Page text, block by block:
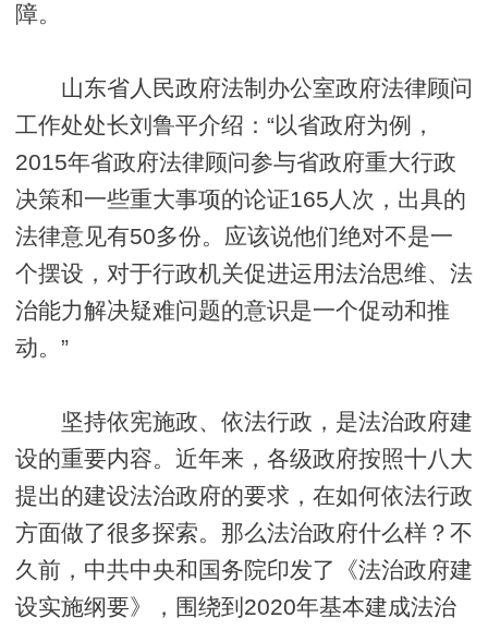
障。
山东省人民政府法制办公室政府法律顾问
工作处处长刘鲁平介绍：“以省政府为例，
2015年省政府法律顾问参与省政府重大行政
决策和一些重大事项的论证165人次，出具的
法律意见有50多份。应该说他们绝对不是一
个摆设，对于行政机关促进运用法治思维、法
治能力解决疑难问题的意识是一个促动和推
动。”
坚持依宪施政、依法行政，是法治政府建
设的重要内容。近年来，各级政府按照十八大
提出的建设法治政府的要求，在如何依法行政
方面做了很多探索。那么法治政府什么样？不
久前，中共中央和国务院印发了《法治政府建
设实施纲要》，围绕到2020年基本建成法治